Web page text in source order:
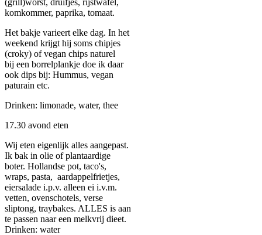
komkommer, paprika, tomaat.
Het bakje varieert elke dag. In het
weekend krijgt hij soms chipjes
(croky) of vegan chips naturel
bij een borrelplankje doe ik daar
ook dips bij: Hummus, vegan
paturain etc.
Drinken: limonade, water, thee
17.30 avond eten
Wij eten eigenlijk alles aangepast.
Ik bak in olie of plantaardige
boter. Hollandse pot, taco's,
wraps, pasta, aardappelfrietjes,
eiersalade i.p.v. alleen ei i.v.m.
vetten, ovenschotels, verse
sliptong, traybakes. ALLES is aan
te passen naar een melkvrij dieet.
Drinken: water